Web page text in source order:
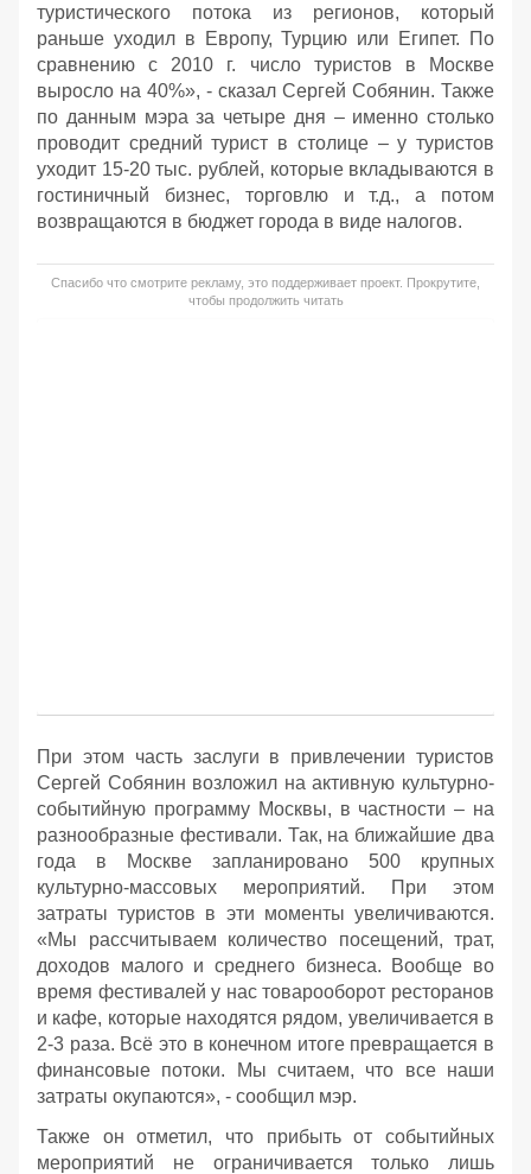
туристического потока из регионов, который
раньше уходил в Европу, Турцию или Египет. По
сравнению с 2010 г. число туристов в Москве
выросло на 40%», - сказал Сергей Собянин. Также
по данным мэра за четыре дня – именно столько
проводит средний турист в столице – у туристов
уходит 15-20 тыс. рублей, которые вкладываются в
гостиничный бизнес, торговлю и т.д., а потом
возвращаются в бюджет города в виде налогов.
Спасибо что смотрите рекламу, это поддерживает проект. Прокрутите,
чтобы продолжить читать
При этом часть заслуги в привлечении туристов
Сергей Собянин возложил на активную культурно-
событийную программу Москвы, в частности – на
разнообразные фестивали. Так, на ближайшие два
года в Москве запланировано 500 крупных
культурно-массовых мероприятий. При этом
затраты туристов в эти моменты увеличиваются.
«Мы рассчитываем количество посещений, трат,
доходов малого и среднего бизнеса. Вообще во
время фестивалей у нас товарооборот ресторанов
и кафе, которые находятся рядом, увеличивается в
2-3 раза. Всё это в конечном итоге превращается в
финансовые потоки. Мы считаем, что все наши
затраты окупаются», - сообщил мэр.
Также он отметил, что прибыть от событийных
мероприятий не ограничивается только лишь